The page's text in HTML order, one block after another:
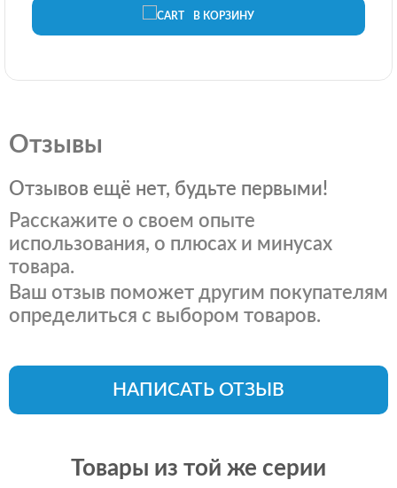
В КОРЗИНУ
Отзывы
Отзывов ещё нет, будьте первыми!
Расскажите о своем опыте
использования, о плюсах и минусах
товара.
Ваш отзыв поможет другим покупателям
определиться с выбором товаров.
НАПИСАТЬ ОТЗЫВ
Товары из той же серии